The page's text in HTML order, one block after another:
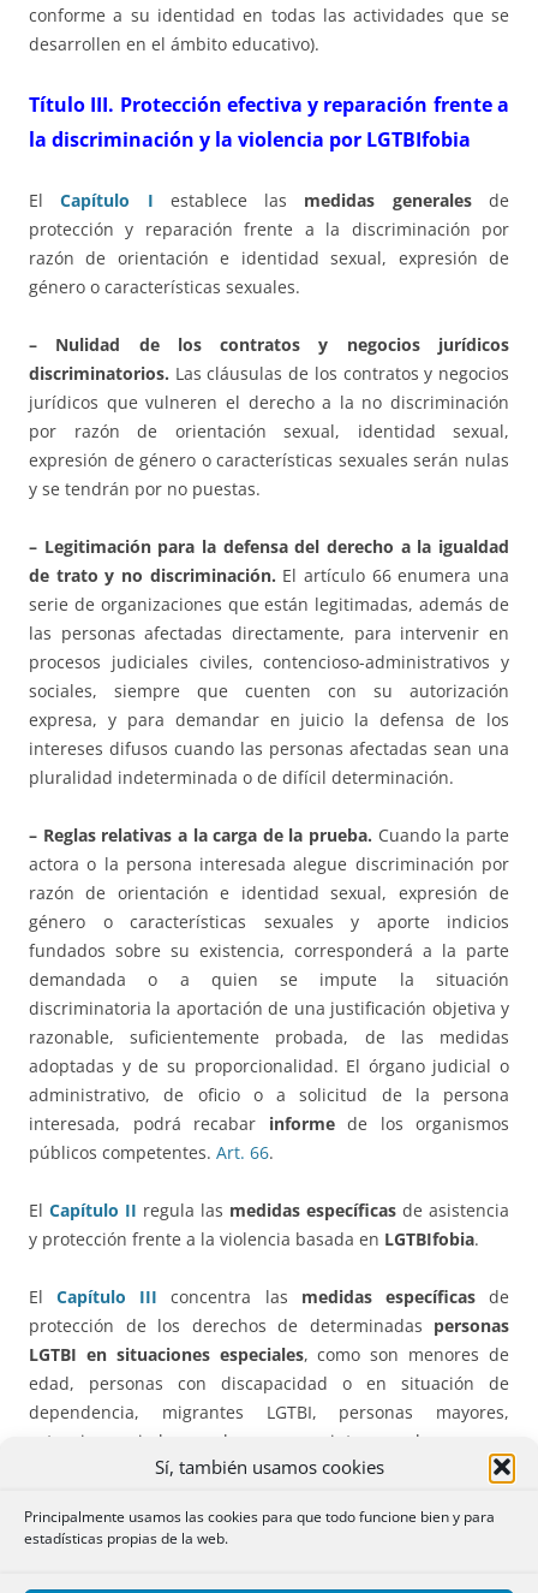
Sí, también usamos cookies
Principalmente usamos las cookies para que todo funcione bien y para
estadísticas propias de la web.
conforme a su identidad en todas las actividades que se
desarrollen en el ámbito educativo).
Título III. Protección efectiva y reparación frente a
la discriminación y la violencia por LGTBIfobia
ElCapítulo I establece las medidas generalesde
protección y reparación frente a la discriminación por
razón de orientación e identidad sexual, expresión de
género o características sexuales.
– Nulidad de los contratos y negocios jurídicos
discriminatorios. Las cláusulas de los contratos y negocios
jurídicos que vulneren el derecho a la no discriminación
por razón de orientación sexual, identidad sexual,
expresión de género o características sexuales serán nulas
y se tendrán por no puestas.
– Legitimación para la defensa del derecho a la igualdad
de trato y no discriminación. El artículo 66 enumera una
serie de organizaciones que están legitimadas, además de
las personas afectadas directamente, para intervenir en
procesos judiciales civiles, contencioso-administrativos y
sociales, siempre que cuenten con su autorización
expresa, y para demandar en juicio la defensa de los
intereses difusos cuando las personas afectadas sean una
pluralidad indeterminada o de difícil determinación.
– Reglas relativas a la carga de la prueba. Cuando la parte
actora o la persona interesada alegue discriminación por
razón de orientación e identidad sexual, expresión de
género o características sexuales y aporte indicios
fundados sobre su existencia, corresponderá a la parte
demandada o a quien se impute la situación
discriminatoria la aportación de una justificación objetiva y
razonable, suficientemente probada, de las medidas
adoptadas y de su proporcionalidad. El órgano judicial o
administrativo, de oficio o a solicitud de la persona
interesada, podrá recabar informede los organismos
públicos competentes. Art. 66.
El Capítulo II regula las medidas específicas de asistencia
y protección frente a la violencia basada en LGTBIfobia.
ElCapítulo III concentra las medidas específicasde
protección de los derechos de determinadas personas
LGTBI en situaciones especiales, como son menores de
edad, personas con discapacidad o en situación de
dependencia, migrantes LGTBI, personas mayores,
extranjeros, sin hogar y las personas intersexuales.